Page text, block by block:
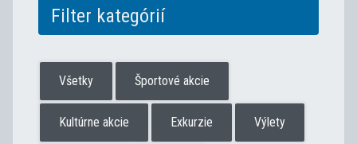
Filter kategórií
Všetky Športové akcie
Kultúrne akcie Exkurzie Výlety